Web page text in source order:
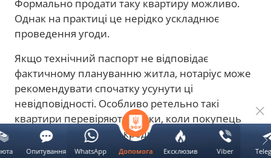
Формально продати таку квартиру можливо.
Однак на практиці це нерідко ускладнює
проведення угоди.
Якщо технічний паспорт не відповідає
фактичному плануванню житла, нотаріус може
рекомендувати спочатку усунути ці
невідповідності. Особливо ретельно такі
квартири перевіряють банки, коли покупець
оформлює іпотечний кредит. Для фінансової
установи важливо, щоб характеристики
Допомога Ексклюзив Viber
Опитування WhatsApp